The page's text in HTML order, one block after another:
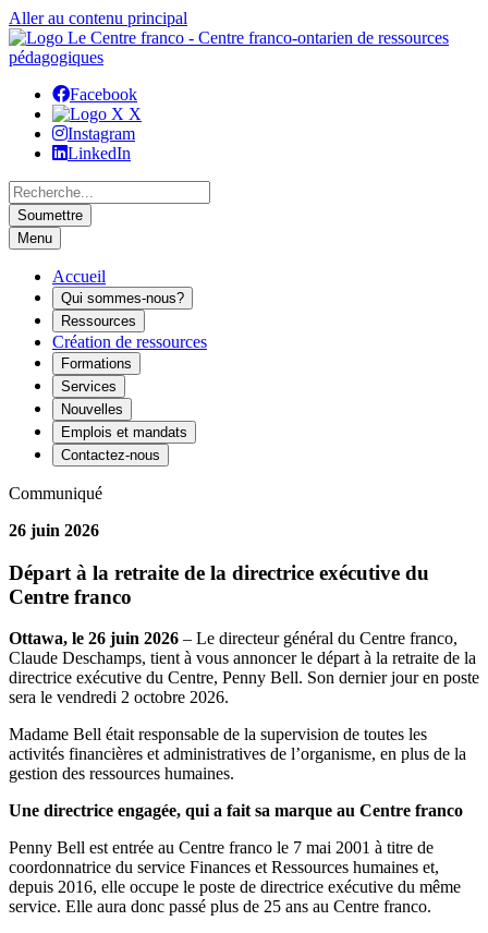
Aller au contenu principal
Facebook
X
Instagram
LinkedIn
Menu
Accueil
Qui sommes-nous?
Ressources
Création de ressources
Formations
Services
Nouvelles
Emplois et mandats
Contactez-nous
Communiqué
26 juin 2026
Départ à la retraite de la directrice exécutive du
Centre franco
Ottawa, le 26 juin 2026 – Le directeur général du Centre franco,
Claude Deschamps, tient à vous annoncer le départ à la retraite de la
directrice exécutive du Centre, Penny Bell. Son dernier jour en poste
sera le vendredi 2 octobre 2026.
Madame Bell était responsable de la supervision de toutes les
activités financières et administratives de l’organisme, en plus de la
gestion des ressources humaines.
Une directrice engagée, qui a fait sa marque au Centre franco
Penny Bell est entrée au Centre franco le 7 mai 2001 à titre de
coordonnatrice du service Finances et Ressources humaines et,
depuis 2016, elle occupe le poste de directrice exécutive du même
service. Elle aura donc passé plus de 25 ans au Centre franco.